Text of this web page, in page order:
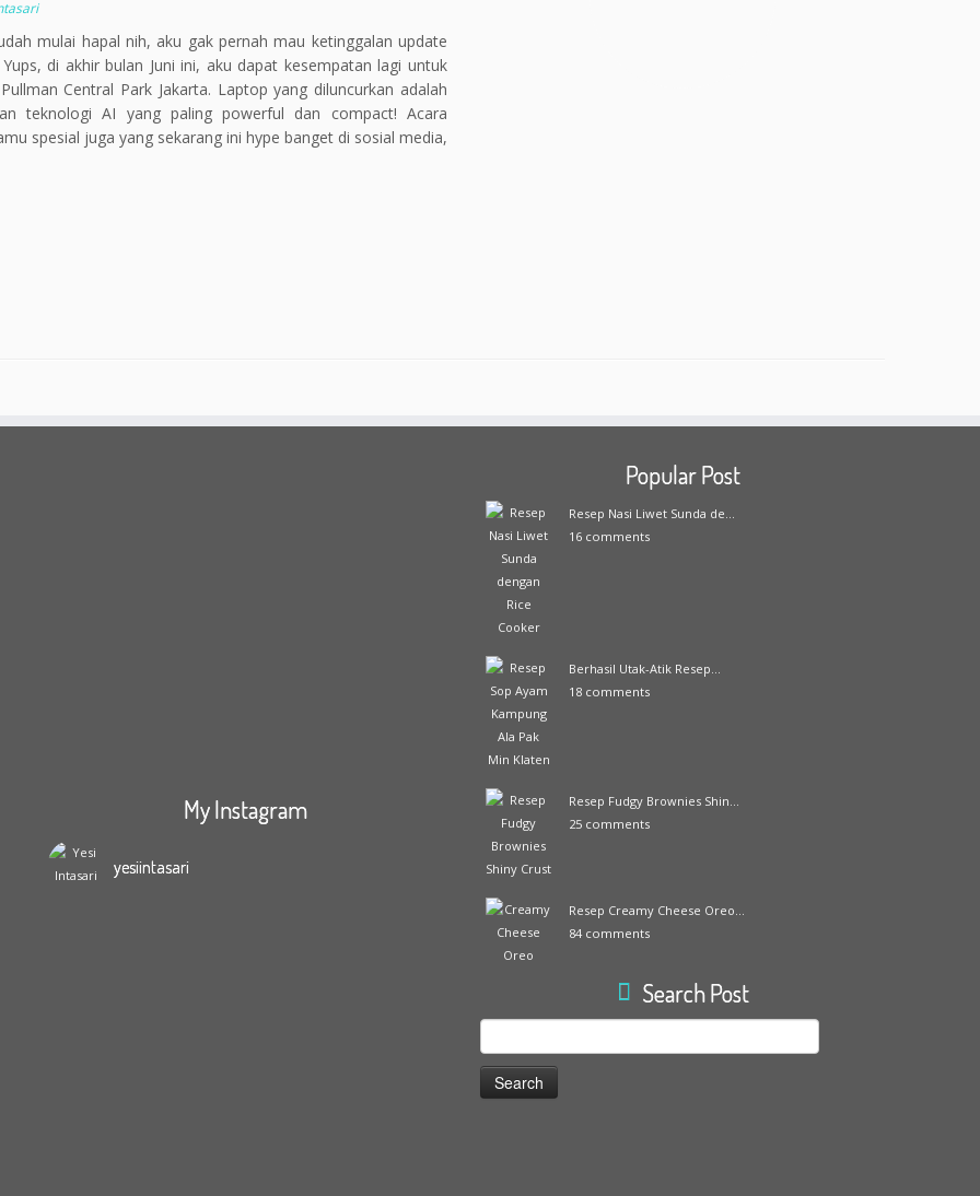
mulai hapal nih, aku gak pernah mau ketinggalan update
di akhir bulan Juni ini, aku dapat kesempatan lagi untuk
Central Park Jakarta. Laptop yang diluncurkan adalah
teknologi AI yang paling powerful dan compact! Acara
spesial juga yang sekarang ini hype banget di sosial media,
My Instagram
yesiintasari
Popular Post
Resep Nasi Liwet Sunda de...
16 comments
Berhasil Utak-Atik Resep...
18 comments
Resep Fudgy Brownies Shin...
25 comments
Resep Creamy Cheese Oreo...
84 comments
Search Post
for: